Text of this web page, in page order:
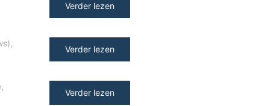
Verder lezen
,
Verder lezen
,
Verder lezen